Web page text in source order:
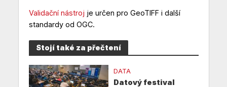
Validační nástroj je určen pro GeoTIFF i další
standardy od OGC.
Stojí také za přečtení
DATA
Datový festival